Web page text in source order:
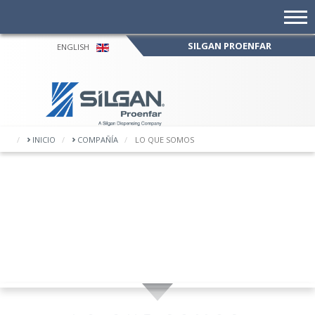
ENGLISH SILGAN PROENFAR
INICIO COMPAÑÍA LO QUE SOMOS
aportamosEn Silgan